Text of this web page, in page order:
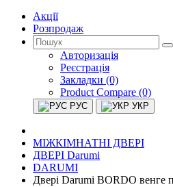
Акції
Розпродаж
Авторизація
Реєстрація
Закладки (0)
Product Compare (0)
РУС УКР
МІЖКІМНАТНІ ДВЕРІ
ДВЕРІ Darumi
DARUMI
Двері Darumi BORDO венге